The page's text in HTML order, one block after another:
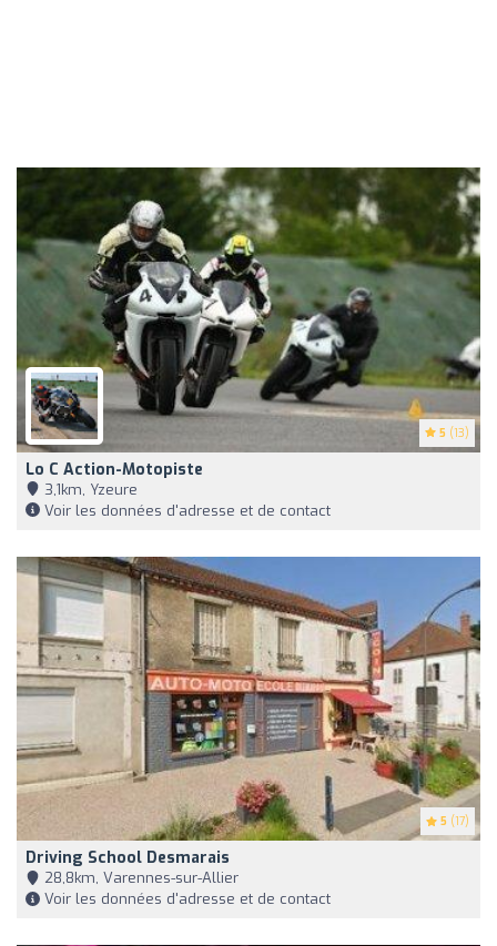
5 (13)
Lo C Action-Motopiste
3,1km, Yzeure
Voir les données d'adresse et de contact
5 (17)
Driving School Desmarais
28,8km, Varennes-sur-Allier
Voir les données d'adresse et de contact